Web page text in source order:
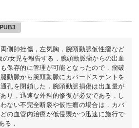
側肺挫傷，左気胸，腕頭動脈仮性瘤など
女児を報告する．腕頭動脈瘤からの出血
保存的に管理が可能となったので，瘤破
動脈から腕頭動脈にカバードステントを
孔を閉鎖した．腕頭動脈損傷は出血量が
り，迅速な外科的修復が必要である．し
ない不完全断裂や仮性瘤の場合は，カバ
の血管内治療が低侵襲かつ迅速に施行で
る．